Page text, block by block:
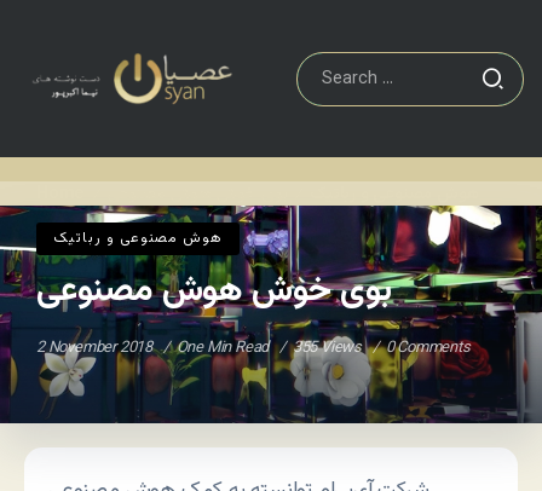
هوش مصنوعی و رباتیک
بوی خوش هوش مصنوعی
2 November 2018 One Min Read 355 Views 0 Comments